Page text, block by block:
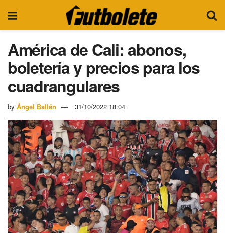
América de Cali: abonos,
boletería y precios para los
cuadrangulares
by Ángel Ballén 31/10/2022 18:04